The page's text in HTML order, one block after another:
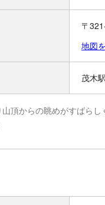
〒
地図
茂木
頂からの眺めがすばら